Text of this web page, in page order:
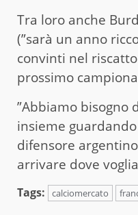
Tra loro anche
(”sarà un anno
convinti nel
prossimo
”Abbiamo
insieme
difensore
arrivare dove
Tags: calciomercato